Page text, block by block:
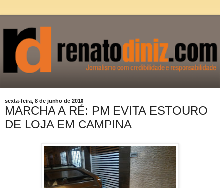
sexta-feira, 8 de junho de 2018
MARCHA A RÉ: PM EVITA ESTOURO
DE LOJA EM CAMPINA